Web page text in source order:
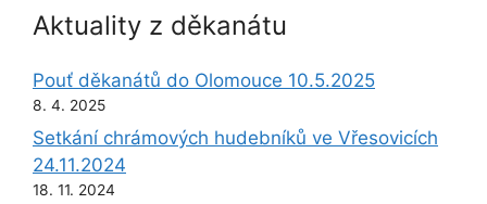
Aktuality z děkanátu
Pouť děkanátů do Olomouce 10.5.2025
8. 4. 2025
Setkání chrámových hudebníků ve Vřesovicích
24.11.2024
18. 11. 2024